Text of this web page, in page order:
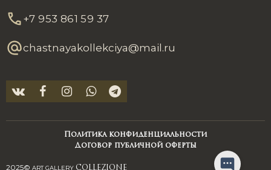
+7 953 861 59 37
chastnayakollekciya@mail.ru
Политика конфиденциальности
Договор публичной оферты
2025© ART GALLERY COLLEZIONE